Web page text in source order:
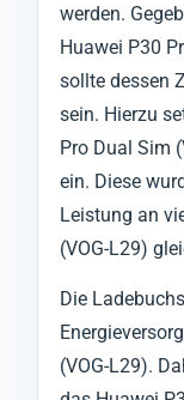
werden.
Huawei P30
sollte dessen
sein. Hierzu
Pro Dual Sim
ein. Diese
Leistung an
(VOG-L29)
Die
(VOG-L29).